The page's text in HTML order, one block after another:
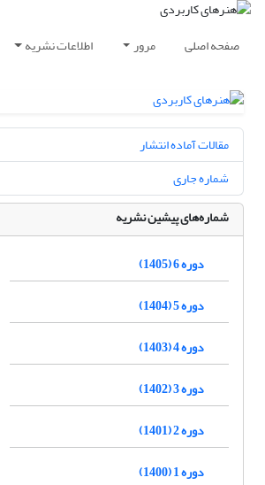
صفحه اصلی مرور اطلاعات نشریه
مقالات آماده انتشار
شماره جاری
شماره‌های پیشین نشریه
دوره 6 (1405)
دوره 5 (1404)
دوره 4 (1403)
دوره 3 (1402)
دوره 2 (1401)
دوره 1 (1400)